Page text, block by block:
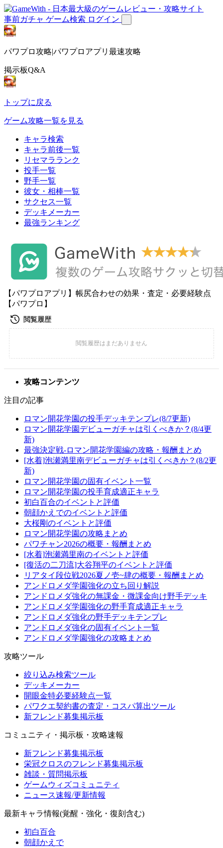
事前ガチャ ゲーム検索 ログイン
パワプロ攻略|パワプロアプリ最速攻略
掲示板Q&A
トップに戻る
ゲーム攻略一覧を見る
キャラ検索
キャラ前後一覧
リセマラランク
投手一覧
野手一覧
彼女・相棒一覧
サクセス一覧
デッキメーカー
最強ランキング
【パワプロアプリ】帳尻合わせの効果・査定・必要経験点
【パワプロ】
攻略コンテンツ
注目の記事
ロマン開花学園の投手デッキテンプレ(8/7更新)
ロマン開花学園デビューガチャは引くべきか？(8/4更
新)
最強決定戦-ロマン開花学園編の攻略・報酬まとめ
[水着]泡瀬満里南デビューガチャは引くべきか？(8/2更
新)
ロマン開花学園の固有イベント一覧
ロマン開花学園の投手育成適正キャラ
初白百合のイベントと評価
朝顔かえでのイベントと評価
大桜剛のイベントと評価
ロマン開花学園の攻略まとめ
パワチャン2026の概要・報酬まとめ
[水着]泡瀬満里南のイベントと評価
[復活の二刀流]大谷翔平のイベントと評価
リアタイ段位戦2026夏ノ壱~肆の概要・報酬まとめ
アンドロメダ学園強化の立ち回り解説
アンドロメダ強化の無課金・微課金向け野手デッキ
アンドロメダ学園強化の野手育成適正キャラ
アンドロメダ強化の野手デッキテンプレ
アンドロメダ強化の固有イベント一覧
アンドロメダ学園強化の攻略まとめ
攻略ツール
絞り込み検索ツール
デッキメーカー
開眼金特必要経験点一覧
パワクエ契約書の査定・コスパ算出ツール
新フレンド募集掲示板
コミュニティ・掲示板・攻略速報
新フレンド募集掲示板
栄冠クロスのフレンド募集掲示板
雑談・質問掲示板
ゲームウィズコミュニティ
ニュース速報/更新情報
最新キャラ情報(覚醒・強化・復刻含む)
初白百合
朝顔かえで